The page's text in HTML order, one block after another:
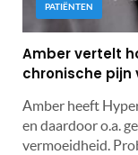
PATIËNTEN
Amber vertelt
chronische pijn
Amber heeft
en daardoor o.a.
vermoeidheid.